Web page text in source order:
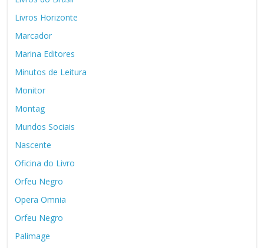
Livros Horizonte
Marcador
Marina Editores
Minutos de Leitura
Monitor
Montag
Mundos Sociais
Nascente
Oficina do Livro
Orfeu Negro
Opera Omnia
Orfeu Negro
Palimage